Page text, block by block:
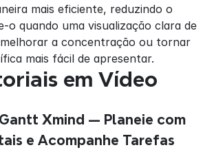
mais eficiente, reduzindo o
o quando uma visualização clara de
a concentração ou tornar
mais fácil de apresentar.
em Vídeo
Xmind — Planeie com
e Acompanhe Tarefas